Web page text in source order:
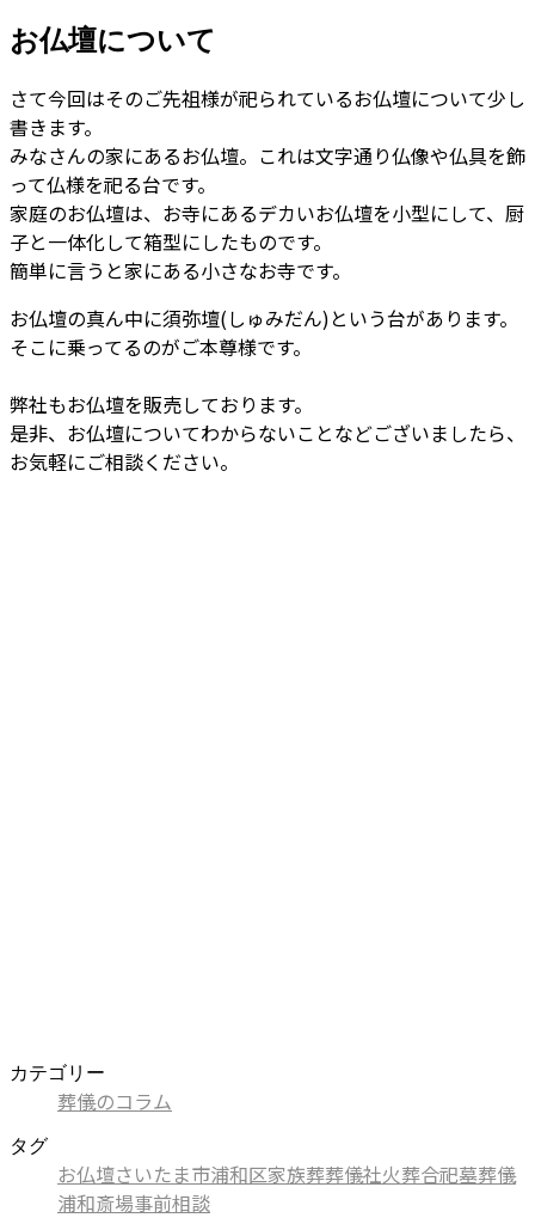
お仏壇について
さて今回はそのご先祖様が祀られているお仏壇について少し
書きます。
みなさんの家にあるお仏壇。これは文字通り仏像や仏具を飾
って仏様を祀る台です。
家庭のお仏壇は、お寺にあるデカいお仏壇を小型にして、厨
子と一体化して箱型にしたものです。
簡単に言うと家にある小さなお寺です。
お仏壇の真ん中に須弥壇(しゅみだん)という台があります。
そこに乗ってるのがご本尊様です。
弊社もお仏壇を販売しております。
是非、お仏壇についてわからないことなどございましたら、
お気軽にご相談ください。
カテゴリー
葬儀のコラム
タグ
お仏壇さいたま市浦和区家族葬葬儀社火葬合祀墓葬儀
浦和斎場事前相談